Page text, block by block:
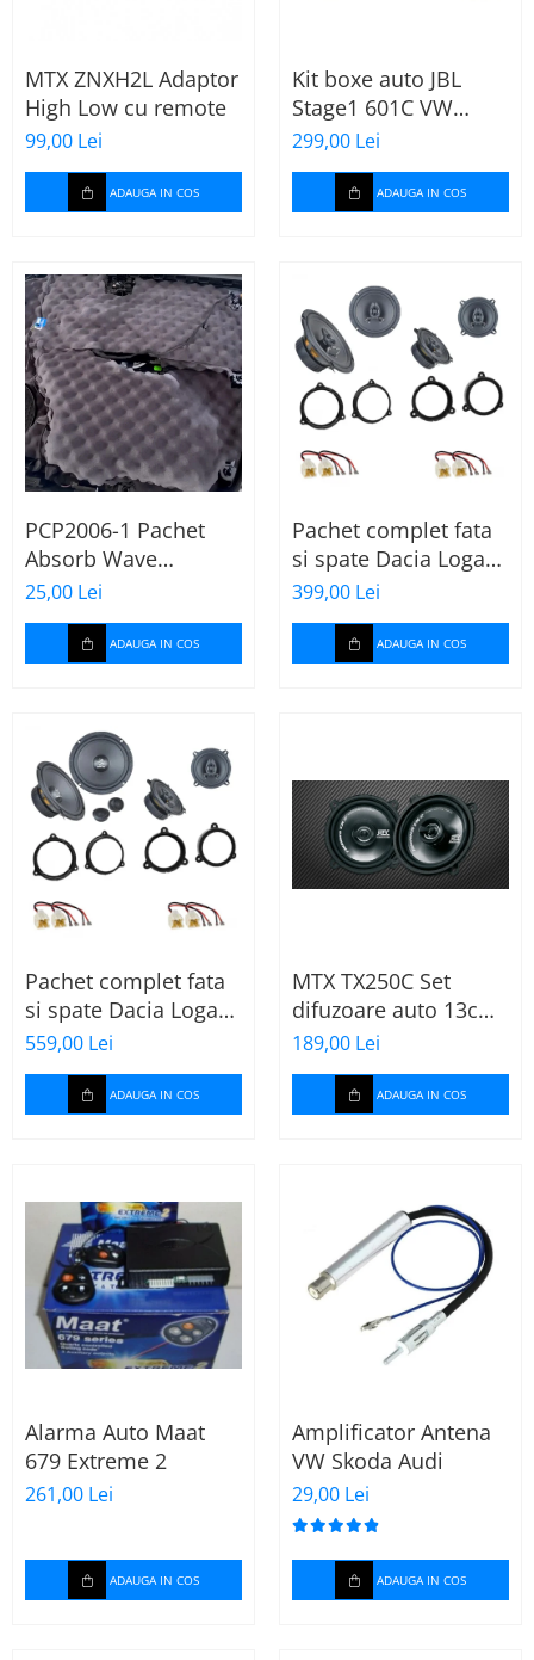
MTX ZNXH2L Adaptor
High Low cu remote
99,00 Lei
ADAUGA IN COS
Kit boxe auto JBL
Stage1 601C VW
Passat B6 spate
299,00 Lei
ADAUGA IN COS
PCP2006-1 Pachet
Absorb Wave
Paramat de 1 coala,
spuma de 16mm
grosime,
500*150mm, 0.75mp
25,00 Lei
ADAUGA IN COS
Pachet complet fata
si spate Dacia Logan
2 (2013-2020) cu boxe
Ground Zero Ferrum
399,00 Lei
ADAUGA IN COS
Pachet complet fata
si spate Dacia Logan
2 (2013-2020) cu boxe
Ground Zero Ferrum
559,00 Lei
ADAUGA IN COS
MTX TX250C Set
difuzoare auto 13cm
55W rms, 380W peak
189,00 Lei
ADAUGA IN COS
Alarma Auto Maat
679 Extreme 2
261,00 Lei
ADAUGA IN COS
Amplificator Antena
VW Skoda Audi
29,00 Lei
ADAUGA IN COS